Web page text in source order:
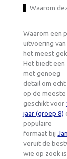
Waarom
Waarom een
uitvoering
het meest
Het biedt een
met genoeg
detail om
op de
geschikt voor
jaar (groep 8)
populaire
formaat bij
veruit de
wie op zoek